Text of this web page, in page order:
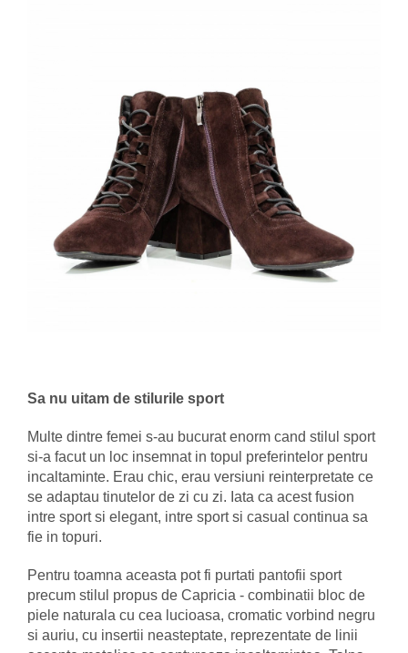
Sa nu uitam de stilurile sport
Multe dintre femei s-au bucurat enorm cand stilul sport
si-a facut un loc insemnat in topul preferintelor pentru
incaltaminte. Erau chic, erau versiuni reinterpretate ce
se adaptau tinutelor de zi cu zi. Iata ca acest fusion
intre sport si elegant, intre sport si casual continua sa
fie in topuri.
Pentru toamna aceasta pot fi purtati pantofii sport
precum stilul propus de Capricia - combinatii bloc de
piele naturala cu cea lucioasa, cromatic vorbind negru
si auriu, cu insertii neasteptate, reprezentate de linii